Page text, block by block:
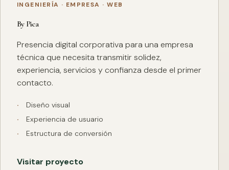
INGENIERÍA · EMPRESA · WEB
By Pica
Presencia digital corporativa para una empresa
técnica que necesita transmitir solidez,
experiencia, servicios y confianza desde el primer
contacto.
Diseño visual
Experiencia de usuario
Estructura de conversión
Visitar proyecto